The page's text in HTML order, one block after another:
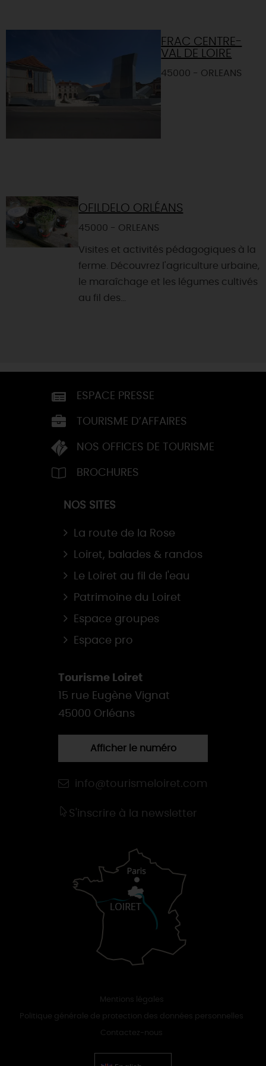
FRAC CENTRE-
VAL DE LOIRE
45000 - ORLEANS
OFILDELO ORLÉANS
45000 - ORLEANS
Visites et activités pédagogiques à la
ferme. Découvrez l'agriculture urbaine,
le maraîchage et les légumes cultivés
au fil des...
ESPACE PRESSE
TOURISME D’AFFAIRES
NOS OFFICES DE TOURISME
BROCHURES
NOS SITES
La route de la Rose
Loiret, balades & randos
Le Loiret au fil de l'eau
Patrimoine du Loiret
Espace groupes
Espace pro
Tourisme Loiret
15 rue Eugène Vignat
45000 Orléans
Afficher le numéro
info@tourismeloiret.com
S'inscrire à la newsletter
Mentions légales
Politique générale de protection des données personnelles
Contactez-nous